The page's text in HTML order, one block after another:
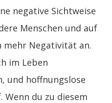
negative Sichtweise
Menschen und auf
mehr Negativität an.
im Leben
und hoffnungslose
Wenn du zu diesem